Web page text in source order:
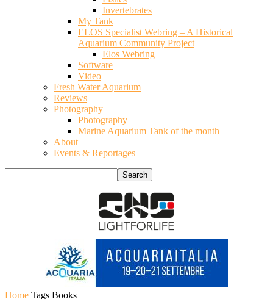
Invertebrates
My Tank
ELOS Specialist Webring – A Historical
Aquarium Community Project
Elos Webring
Software
Video
Fresh Water Aquarium
Reviews
Photography
Photography
Marine Aquarium Tank of the month
About
Events & Reportages
Home Tags Books